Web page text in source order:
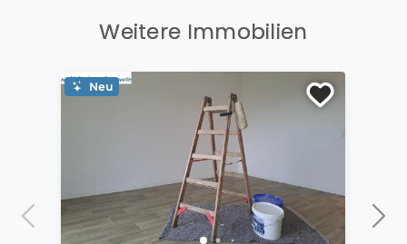
Weitere Immobilien
Neu